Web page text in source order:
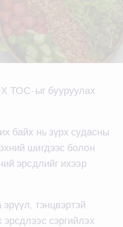
ТОС-ыг бууруулах
байх нь зүрх судасны
шигдээс болон
эрсдлийг ихээр
тэнцвэртэй
сэргийлэх